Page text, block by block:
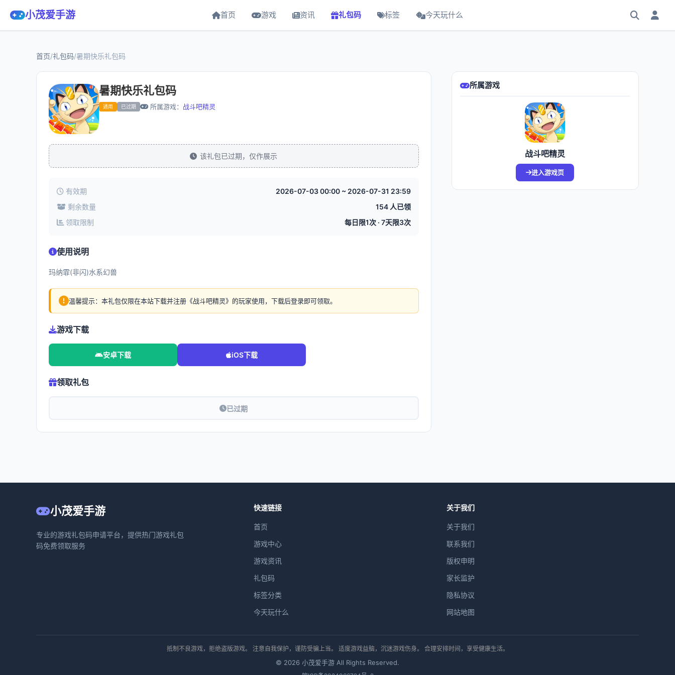
小茂爱手游 首页 游戏 资讯 礼包码 标签 今天玩什么
首页/礼包码/暑期快乐礼包码
暑期快乐礼包码
通用 已过期 所属游戏： 战斗吧精灵
该礼包已过期，仅作展示
有效期
2026-07-03 00:00 ~ 2026-07-31 23:59
剩余数量
154 人已领
领取限制
每日限1次 · 7天限3次
使用说明
玛纳霏(非闪)水系幻兽
温馨提示：本礼包仅限在本站下载并注册《战斗吧精灵》的玩家使用，下载后登录即可领取。
游戏下载
安卓下载 iOS下载
领取礼包
已过期
所属游戏
战斗吧精灵
进入游戏页
小茂爱手游
专业的游戏礼包码申请平台，提供热门游戏礼包
码免费领取服务
快速链接
首页
游戏中心
游戏资讯
礼包码
标签分类
今天玩什么
关于我们
关于我们
联系我们
版权申明
家长监护
隐私协议
网站地图
抵制不良游戏，拒绝盗版游戏。 注意自我保护，谨防受骗上当。 适度游戏益脑，沉迷游戏伤身。 合理安排时间，享受健康生活。
© 2026 小茂爱手游 All Rights Reserved.